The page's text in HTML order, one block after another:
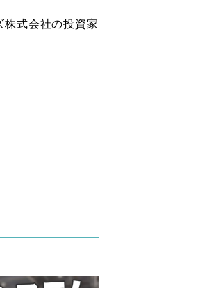
式会社の投資家